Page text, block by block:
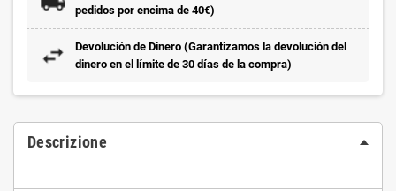
pedidos por encima de 40€)
Devolución de Dinero (Garantizamos la devolución del
dinero en el límite de 30 días de la compra)
Descrizione